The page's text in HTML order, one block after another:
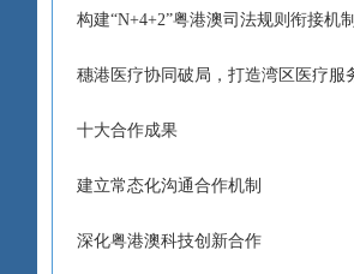
构建“N+4+2”粤港澳司法规则衔接机制
穗港医疗协同破局，打造湾区医疗服
十大合作成果
建立常态化沟通合作机制
深化粤港澳科技创新合作